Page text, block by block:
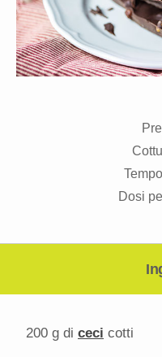
Dosi
200 g di ceci cotti